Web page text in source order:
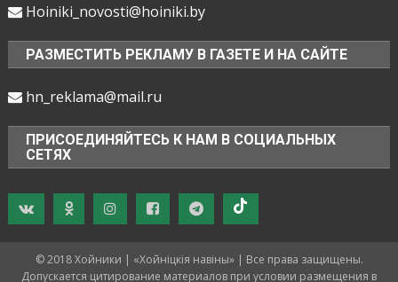
Hoiniki_novosti@hoiniki.by
РАЗМЕСТИТЬ РЕКЛАМУ В ГАЗЕТЕ И НА САЙТЕ
hn_reklama@mail.ru
ПРИСОЕДИНЯЙТЕСЬ К НАМ В СОЦИАЛЬНЫХ
СЕТЯХ
© 2018 Хойники | «Хойнiцкiя навiны» | Все права защищены.
Допускается цитирование материалов при условии размещения в